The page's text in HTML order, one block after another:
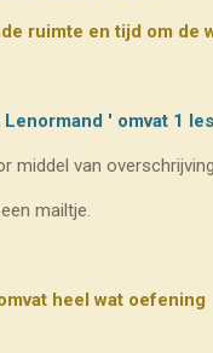
ruimte en tijd om
' omvat 1
middel van
mailtje.
heel wat oefening